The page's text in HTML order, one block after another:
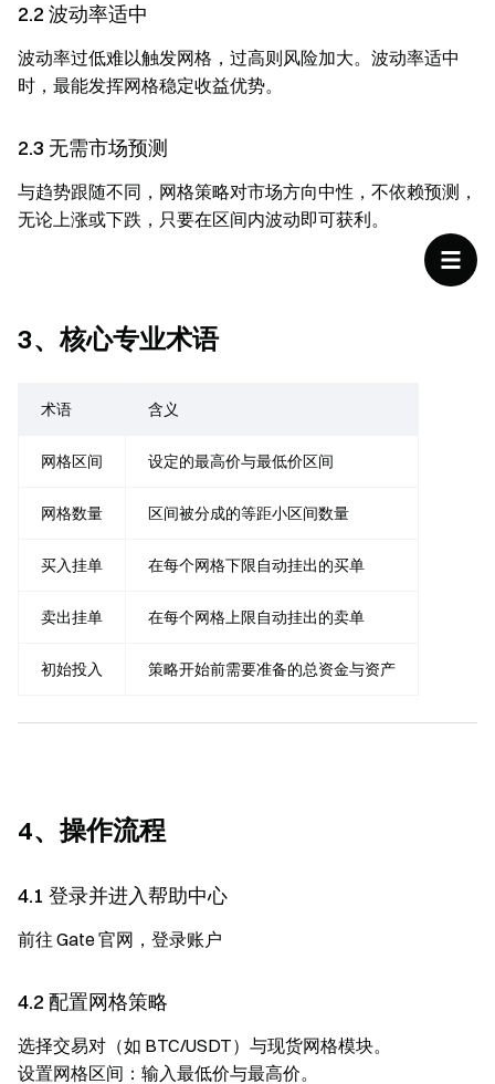
2.2 波动率适中
波动率过低难以触发网格，过高则风险加大。波动率适中
时，最能发挥网格稳定收益优势。
2.3 无需市场预测
与趋势跟随不同，网格策略对市场方向中性，不依赖预测，
无论上涨或下跌，只要在区间内波动即可获利。
3、核心专业术语
术语 含义
网格区间 设定的最高价与最低价区间
网格数量 区间被分成的等距小区间数量
买入挂单 在每个网格下限自动挂出的买单
卖出挂单 在每个网格上限自动挂出的卖单
初始投入 策略开始前需要准备的总资金与资产
4、操作流程
4.1 登录并进入帮助中心
前往 Gate 官网，登录账户
4.2 配置网格策略
选择交易对（如 BTC/USDT）与现货网格模块。
设置网格区间：输入最低价与最高价。